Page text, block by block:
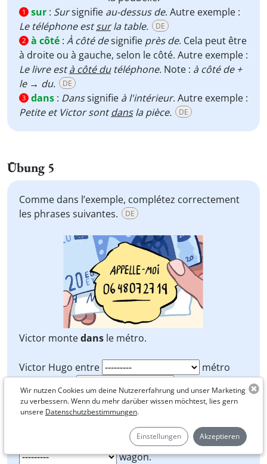
1 sur : Sursignifie au-dessus de. Autre exemple :
Le téléphone estsurla table. DE
2 à côté : À côté designifie près de. Cela peut être
à droite ou à gauche, selon le côté. Autre exemple :
Le livre està côté dutéléphone. Note : à côté de +
le → du.
DE
3 dans : Danssignifie à l'intérieur. Autre exemple :
Petite et Victor sontdansla pièce. DE
Übung 5
Comme dans l’exemple, complétez correctement
les phrases suivantes.
DE
Victor montedans le métro.
Victor Hugo entre
métro
Il donne de l’argent
Quand il arrive à destination, il sort
wagon.
Wir nutzen Cookies um deine Nutzererfahrung und unser Marketing
zu verbessern. Wenn du mehr darüber wissen möchtest, lies gern
unsere Datenschutzbestimmungen.
Einstellungen Akzeptieren